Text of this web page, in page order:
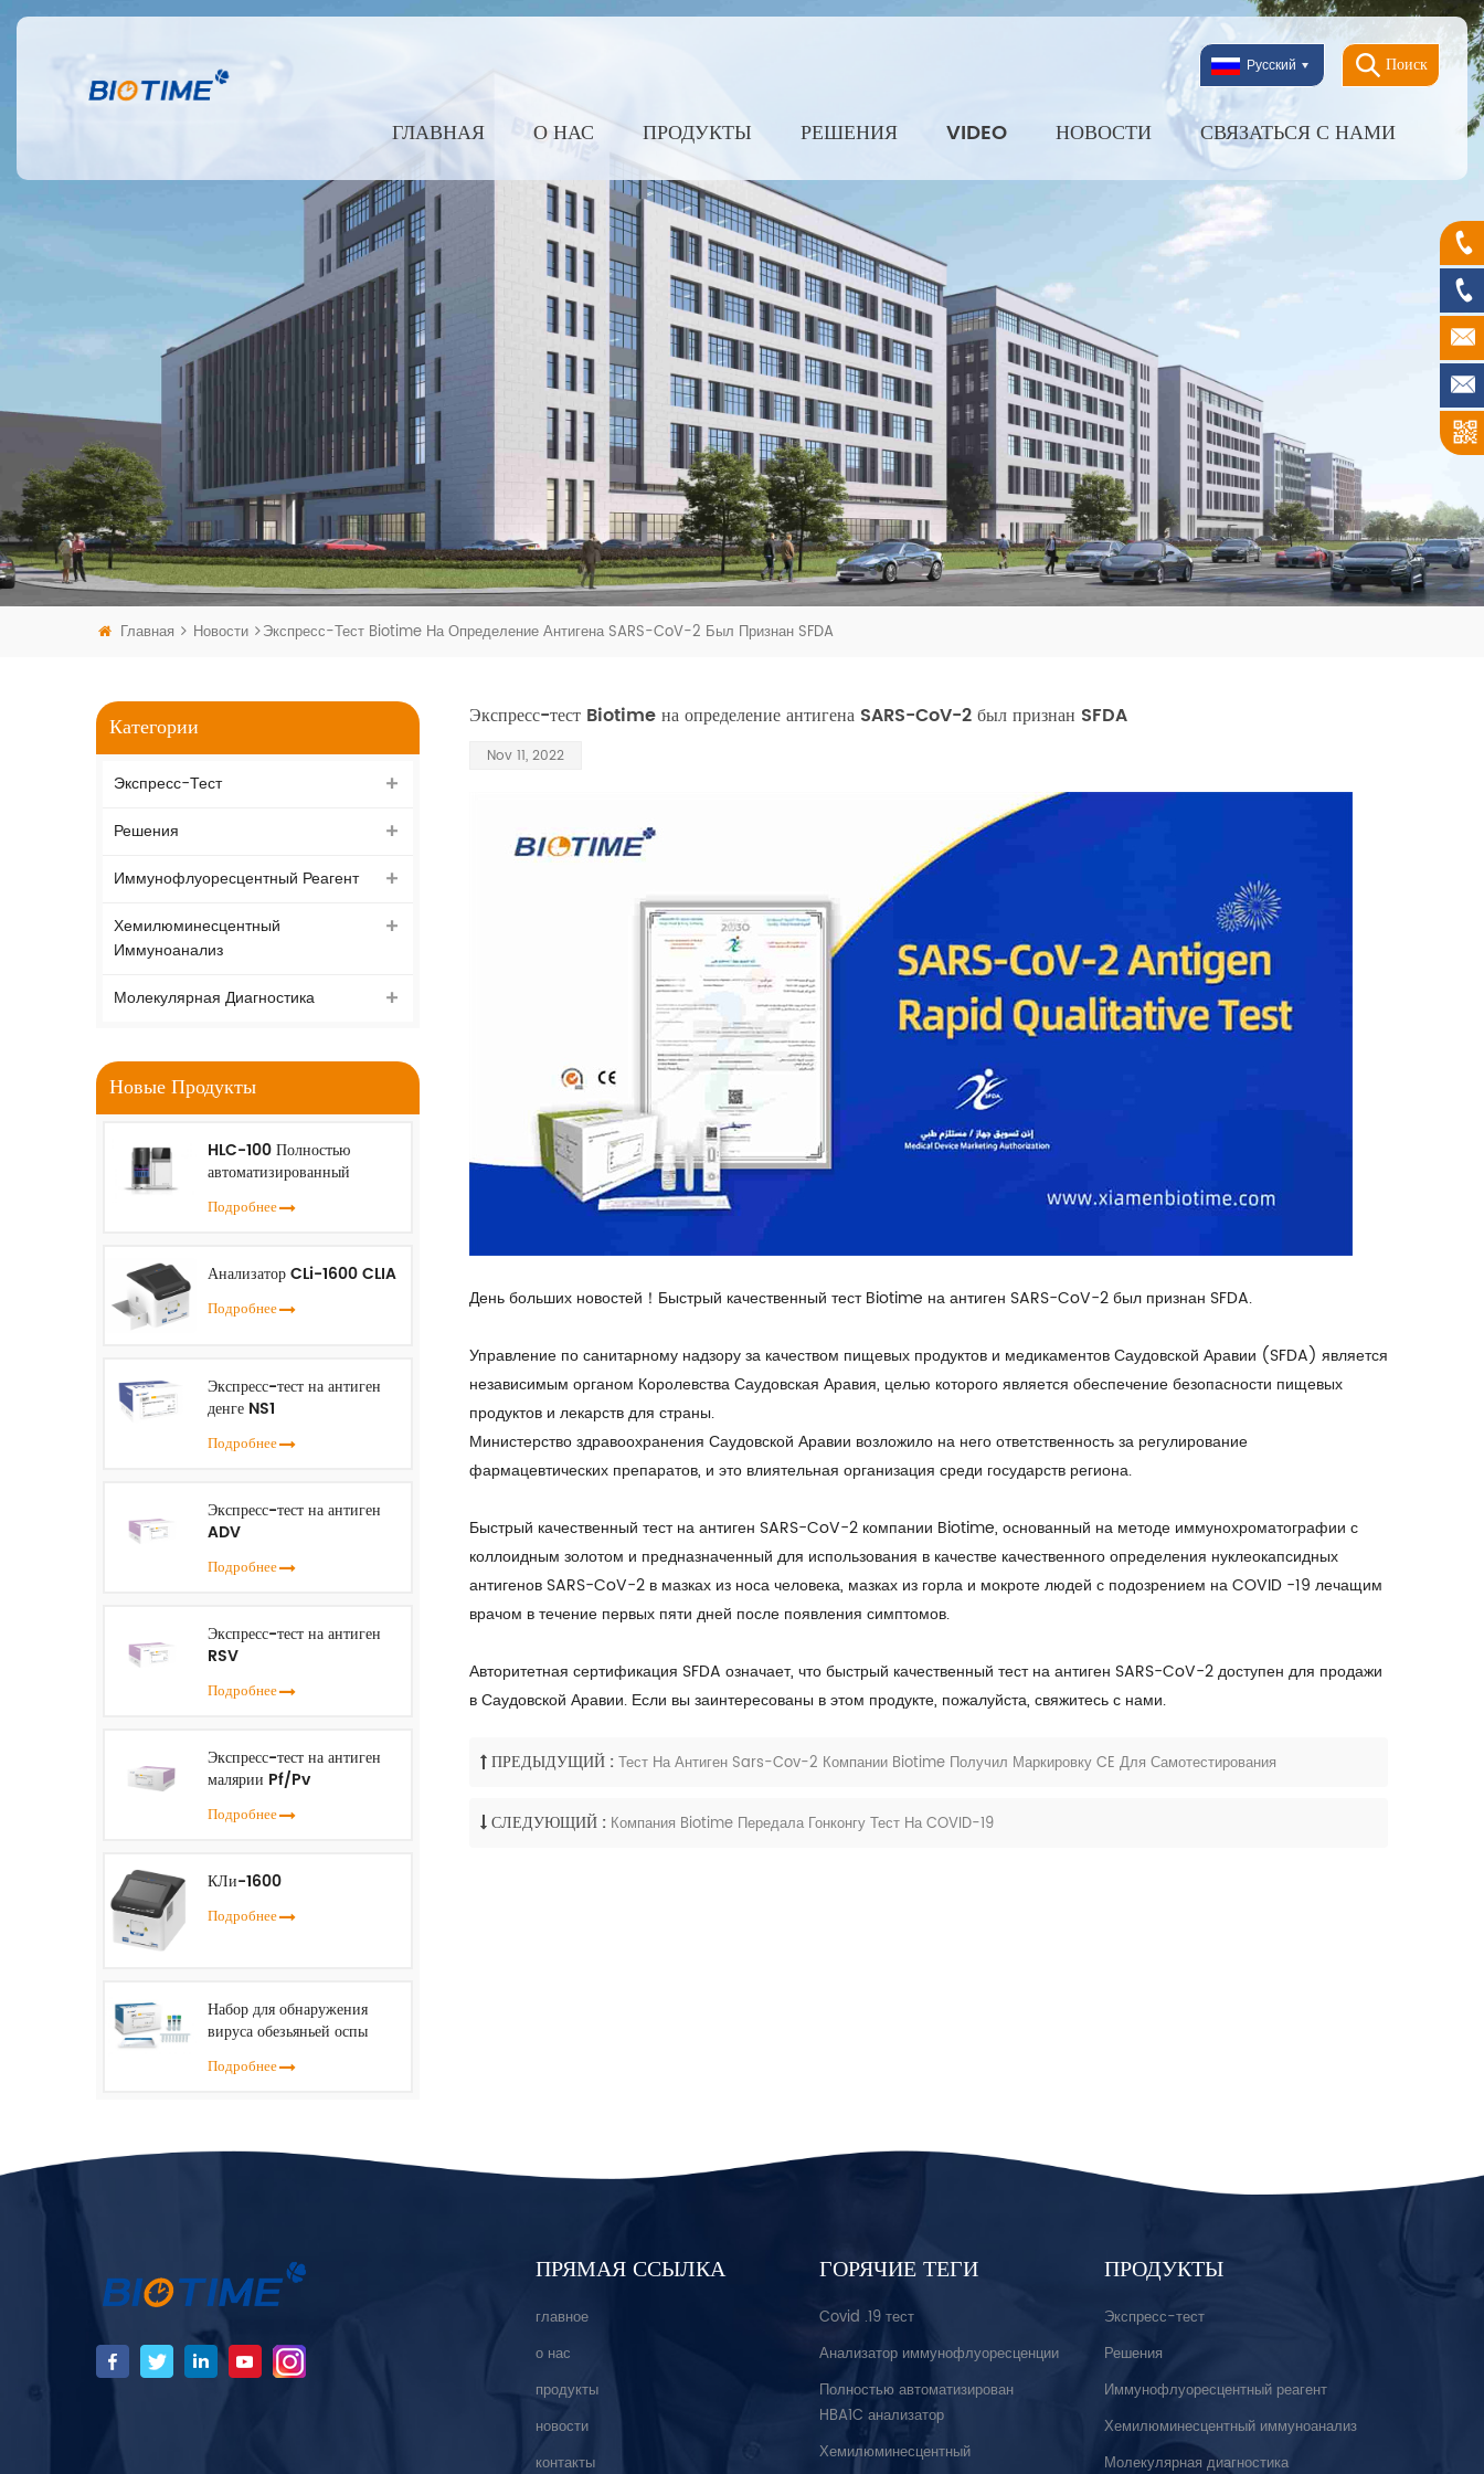
Поиск
Русский
ГЛАВНАЯ О НАС ПРОДУКТЫ РЕШЕНИЯ VIDEO НОВОСТИ СВЯЗАТЬСЯ С НАМИ
Главная Новости Экспресс-Тест Biotime На Определение Антигена SARS-CoV-2 Был Признан SFDA
Экспресс-тест Biotime на определение антигена SARS-CoV-2 был признан SFDA
Nov 11, 2022
День больших новостей！Быстрый качественный тест Biotime на антиген SARS-CoV-2 был признан SFDA.
Управление по санитарному надзору за качеством пищевых продуктов и медикаментов Саудовской Аравии (SFDA) является
независимым органом Королевства Саудовская Аравия, целью которого является обеспечение безопасности пищевых
продуктов и лекарств для страны.
Министерство здравоохранения Саудовской Аравии возложило на него ответственность за регулирование
фармацевтических препаратов, и это влиятельная организация среди государств региона.
Быстрый качественный тест на антиген SARS-CoV-2 компании Biotime, основанный на методе иммунохроматографии с
коллоидным золотом и предназначенный для использования в качестве качественного определения нуклеокапсидных
антигенов SARS-CoV-2 в мазках из носа человека, мазках из горла и мокроте людей с подозрением на COVID -19 лечащим
врачом в течение первых пяти дней после появления симптомов.
Авторитетная сертификация SFDA означает, что быстрый качественный тест на антиген SARS-CoV-2 доступен для продажи
в Саудовской Аравии. Если вы заинтересованы в этом продукте, пожалуйста, свяжитесь с нами.
ПРЕДЫДУЩИЙ : Тест На Антиген Sars-Cov-2 Компании Biotime Получил Маркировку CE Для Самотестирования
СЛЕДУЮЩИЙ : Компания Biotime Передала Гонконгу Тест На COVID-19
Категории
Экспресс-Тест
Решения
Иммунофлуоресцентный Реагент
Хемилюминесцентный
Иммуноанализ
Молекулярная Диагностика
Новые Продукты
HLC-100 Полностью
автоматизированный
Подробнее
Анализатор CLi-1600 CLIA
Подробнее
Экспресс-тест на антиген
денге NS1
Подробнее
Экспресс-тест на антиген
ADV
Подробнее
Экспресс-тест на антиген
RSV
Подробнее
Экспресс-тест на антиген
малярии Pf/Pv
Подробнее
КЛи-1600
Подробнее
Набор для обнаружения
вируса обезьяньей оспы
Подробнее
ПРЯМАЯ ССЫЛКА
главное
о нас
продукты
новости
контакты
ГОРЯЧИЕ ТЕГИ
Covid .19 тест
Анализатор иммунофлуоресценции
Полностью автоматизирован
HBA1C анализатор
Хемилюминесцентный
ПРОДУКТЫ
Экспресс-тест
Решения
Иммунофлуоресцентный реагент
Хемилюминесцентный иммуноанализ
Молекулярная диагностика